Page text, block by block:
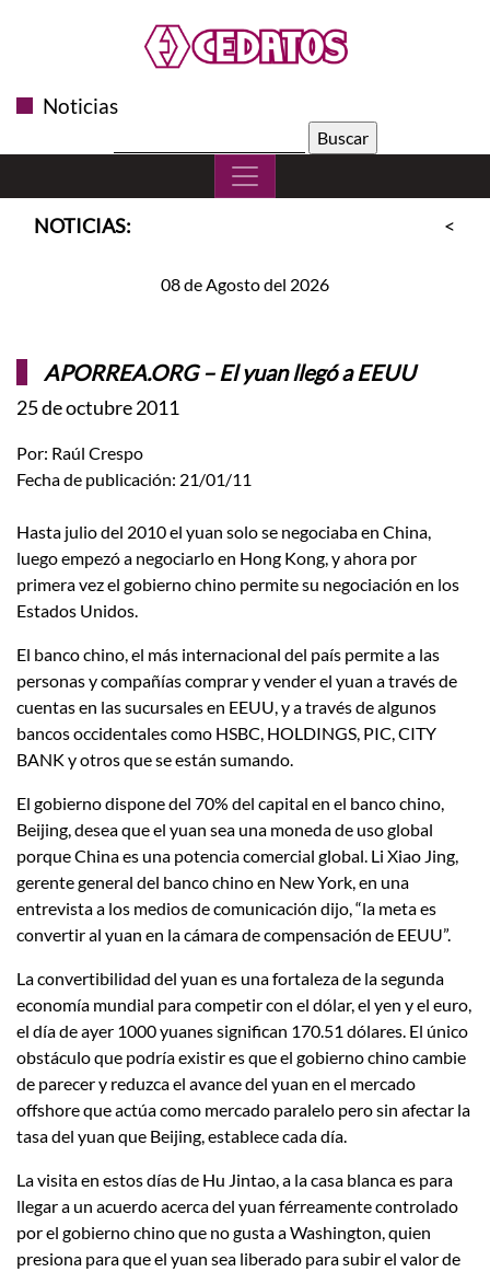
Noticias
NOTICIAS: <<
08 de Agosto del 2026
APORREA.ORG – El yuan llegó a EEUU
25 de octubre 2011
Por: Raúl Crespo
Fecha de publicación: 21/01/11
Hasta julio del 2010 el yuan solo se negociaba en China,
luego empezó a negociarlo en Hong Kong, y ahora por
primera vez el gobierno chino permite su negociación en los
Estados Unidos.
El banco chino, el más internacional del país permite a las
personas y compañías comprar y vender el yuan a través de
cuentas en las sucursales en EEUU, y a través de algunos
bancos occidentales como HSBC, HOLDINGS, PIC, CITY
BANK y otros que se están sumando.
El gobierno dispone del 70% del capital en el banco chino,
Beijing, desea que el yuan sea una moneda de uso global
porque China es una potencia comercial global. Li Xiao Jing,
gerente general del banco chino en New York, en una
entrevista a los medios de comunicación dijo, “la meta es
convertir al yuan en la cámara de compensación de EEUU”.
La convertibilidad del yuan es una fortaleza de la segunda
economía mundial para competir con el dólar, el yen y el euro,
el día de ayer 1000 yuanes significan 170.51 dólares. El único
obstáculo que podría existir es que el gobierno chino cambie
de parecer y reduzca el avance del yuan en el mercado
offshore que actúa como mercado paralelo pero sin afectar la
tasa del yuan que Beijing, establece cada día.
La visita en estos días de Hu Jintao, a la casa blanca es para
llegar a un acuerdo acerca del yuan férreamente controlado
por el gobierno chino que no gusta a Washington, quien
presiona para que el yuan sea liberado para subir el valor de